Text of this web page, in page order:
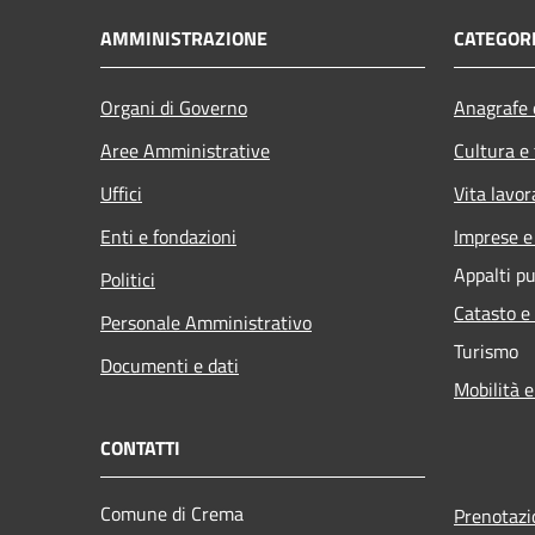
AMMINISTRAZIONE
Organi di Governo
Aree Amministrative
Uffici
Enti e fondazioni
Politici
Personale Amministrativo
Documenti e dati
Cultura
Vita
Imprese
Appalti
Catasto
Turismo
Mobilità
CONTATTI
Comune di Crema